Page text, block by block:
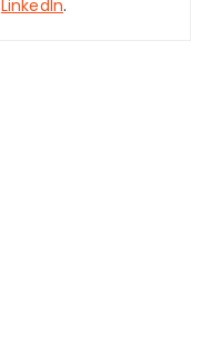
LinkedIn.